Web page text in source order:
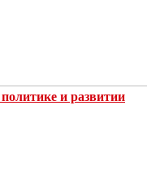
и развитии